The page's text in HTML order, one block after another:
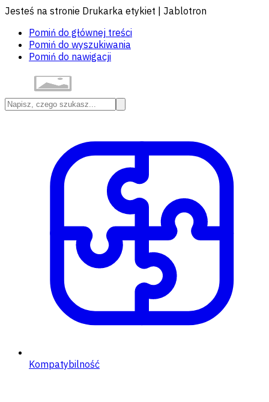
Jesteś na stronie Drukarka etykiet | Jablotron
Pomiń do głównej treści
Pomiń do wyszukiwania
Pomiń do nawigacji
Kompatybilność